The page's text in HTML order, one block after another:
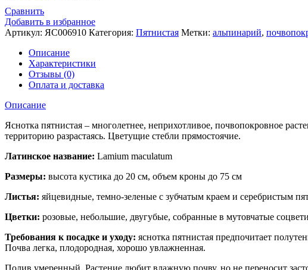
Сравнить
Добавить в избранное
Артикул: ЯС006910 Категория: Пятнистая Метки: альпинарий,
Описание
Характеристики
Отзывы (0)
Оплата и доставка
Описание
Яснотка пятнистая – многолетнее, неприхотливое, почвопокровное
территорию разрастаясь. Цветущие стебли прямостоячие.
Латинское название: Lamium maculatum
Размеры: высота кустика до 20 см, объем кроны до 75 см
Листья: яйцевидные, темно-зеленые с зубчатым краем и серебристым
Цветки: розовые, небольшие, двугубые, собранные в мутовчатые
Требования к посадке и уходу: яснотка пятнистая предпочитает
Почва легка, плодородная, хорошо увлажненная.
Полив умеренный. Растение любит влажную почву, но не переносит